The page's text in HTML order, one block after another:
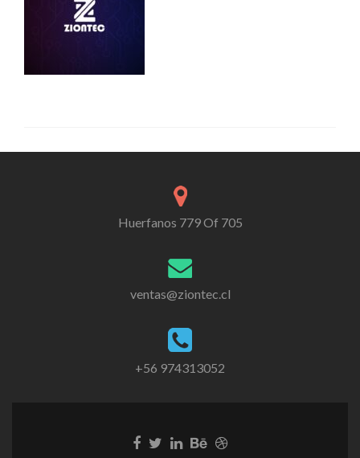
Huerfanos 779 Of 705
ventas@ziontec.cl
+56 974313052